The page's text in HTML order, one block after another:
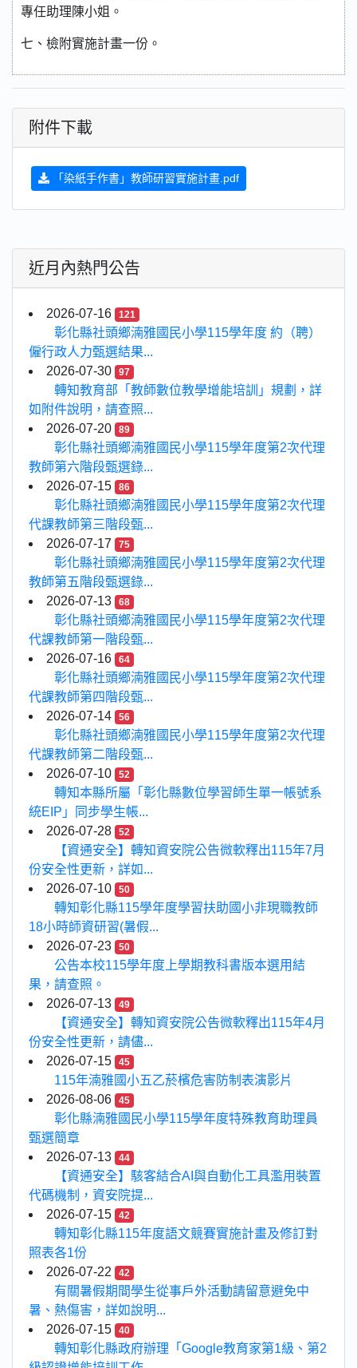
專任助理陳小姐。
七、檢附實施計畫一份。
附件下載
「染紙手作書」教師研習實施計畫.pdf
近月內熱門公告
2026-07-16 121
彰化縣社頭鄉湳雅國民小學115學年度 約（聘）
僱行政人力甄選結果...
2026-07-30
97
轉知教育部「教師數位教學增能培訓」規劃，詳
如附件說明，請查照...
2026-07-20
89
彰化縣社頭鄉湳雅國民小學115學年度第2次代理
教師第六階段甄選錄...
2026-07-15
86
彰化縣社頭鄉湳雅國民小學115學年度第2次代理
代課教師第三階段甄...
2026-07-17
75
彰化縣社頭鄉湳雅國民小學115學年度第2次代理
教師第五階段甄選錄...
2026-07-13
68
彰化縣社頭鄉湳雅國民小學115學年度第2次代理
代課教師第一階段甄...
2026-07-16
64
彰化縣社頭鄉湳雅國民小學115學年度第2次代理
代課教師第四階段甄...
2026-07-14
56
彰化縣社頭鄉湳雅國民小學115學年度第2次代理
代課教師第二階段甄...
2026-07-10
52
轉知本縣所屬「彰化縣數位學習師生單一帳號系
統EIP」同步學生帳...
2026-07-28
52
【資通安全】轉知資安院公告微軟釋出115年7月
份安全性更新，詳如...
2026-07-10
50
轉知彰化縣115學年度學習扶助國小非現職教師
18小時師資研習(暑假...
2026-07-23
50
公告本校115學年度上學期教科書版本選用結
果，請查照。
2026-07-13
49
【資通安全】轉知資安院公告微軟釋出115年4月
份安全性更新，請儘...
2026-07-15
45
115年湳雅國小五乙菸檳危害防制表演影片
2026-08-06
45
彰化縣湳雅國民小學115學年度特殊教育助理員
甄選簡章
2026-07-13
44
【資通安全】駭客結合AI與自動化工具濫用裝置
代碼機制，資安院提...
2026-07-15
42
轉知彰化縣115年度語文競賽實施計畫及修訂對
照表各1份
2026-07-22
42
有關暑假期間學生從事戶外活動請留意避免中
暑、熱傷害，詳如說明...
2026-07-15
40
轉知彰化縣政府辦理「Google教育家第1級、第2